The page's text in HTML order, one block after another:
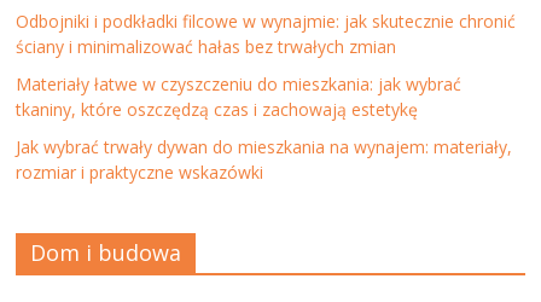
Odbojniki i podkładki filcowe w wynajmie: jak skutecznie chronić
ściany i minimalizować hałas bez trwałych zmian
Materiały łatwe w czyszczeniu do mieszkania: jak wybrać
tkaniny, które oszczędzą czas i zachowają estetykę
Jak wybrać trwały dywan do mieszkania na wynajem: materiały,
rozmiar i praktyczne wskazówki
Dom i budowa